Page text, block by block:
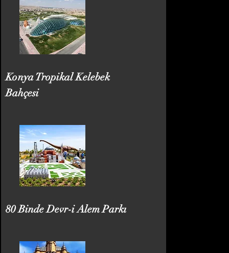
Konya Tropikal Kelebek
Bahçesi
80 Binde Devr-i Alem Parkı